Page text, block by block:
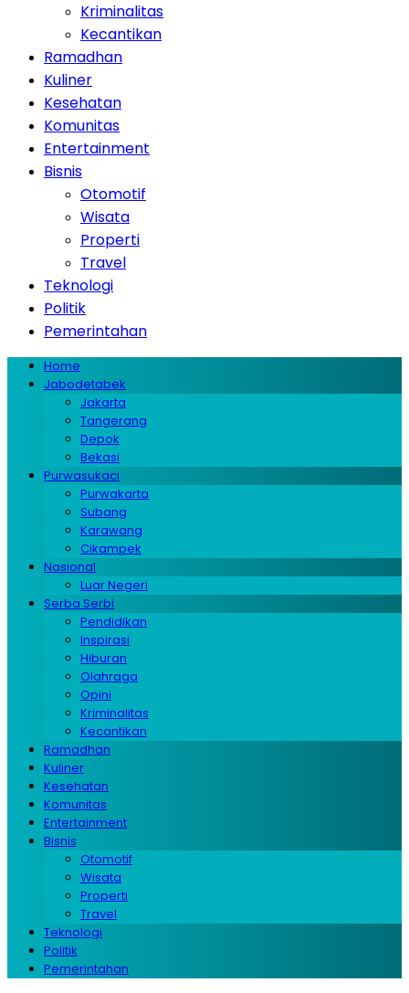
Kriminalitas
Kecantikan
Ramadhan
Kuliner
Kesehatan
Komunitas
Entertainment
Bisnis
Otomotif
Wisata
Properti
Travel
Teknologi
Politik
Pemerintahan
Home
Jabodetabek
Jakarta
Tangerang
Depok
Bekasi
Purwasukaci
Purwakarta
Subang
Karawang
Cikampek
Nasional
Luar Negeri
Serba Serbi
Pendidikan
Inspirasi
Hiburan
Olahraga
Opini
Kriminalitas
Kecantikan
Ramadhan
Kuliner
Kesehatan
Komunitas
Entertainment
Bisnis
Otomotif
Wisata
Properti
Travel
Teknologi
Politik
Pemerintahan